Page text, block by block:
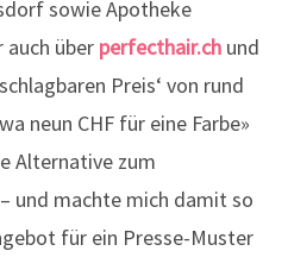
sowie Apotheke
auch über perfecthair.ch und
Preis‘ von rund
neun CHF für eine Farbe»
Alternative zum
und machte mich damit so
für ein Presse-Muster